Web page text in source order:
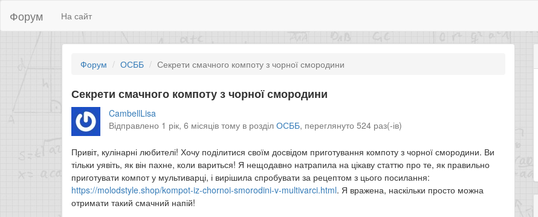
Форум На сайт
Форум ОСББ Секрети смачного компоту з чорної смородини
Секрети смачного компоту з чорної смородини
CambellLisa
Відправлено 1 рік, 6 місяців тому в розділОСББ, переглянуто 524 раз(-ів)
Привіт, кулінарні любителі! Хочу поділитися своїм досвідом приготування компоту з чорної смородини. Ви
тільки уявіть, як він пахне, коли вариться! Я нещодавно натрапила на цікаву статтю про те, як правильно
приготувати компот у мультиварці, і вирішила спробувати за рецептом з цього посилання:
https://molodstyle.shop/kompot-iz-chornoi-smorodini-v-multivarci.html. Я вражена, наскільки просто можна
отримати такий смачний напій!